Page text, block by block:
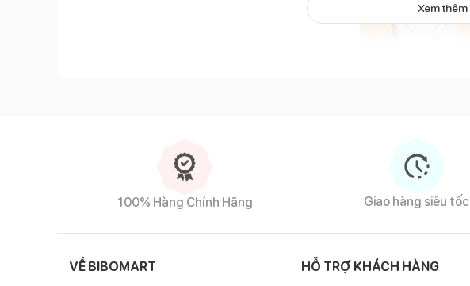
Khẩu trang trẻ em
- Khẩu trang trẻ em Dr. Mask
3 lớp sử dụng nguyên liệu nhập khẩu cao
Xem thêm
100% Hàng Chính Hãng Giao hàng siêu tốc
VỀ BIBOMART HỖ TRỢ KHÁCH HÀNG